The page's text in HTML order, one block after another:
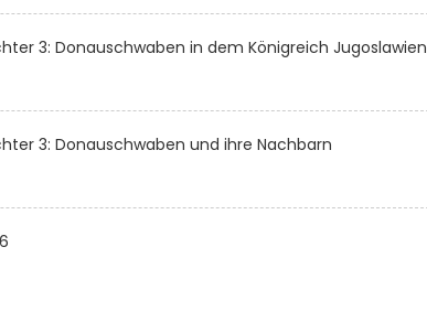
3: Donauschwaben in dem Königreich Jugoslawien
3: Donauschwaben und ihre Nachbarn